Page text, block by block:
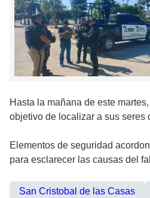
Hasta la mañana de este
objetivo de localizar a sus seres
Elementos de seguridad
para esclarecer las causas del
San Cristobal de las Casas